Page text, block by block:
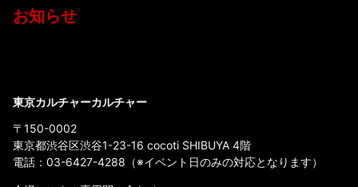
お知らせ
東京カルチャーカルチャー
〒150-0002
東京都渋谷区渋谷1-23-16 cocoti SHIBUYA 4階
電話： 03-6427-4288 （※イベント日のみの対応となります）